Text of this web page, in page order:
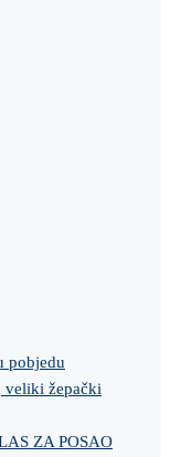
pobjedu
veliki žepački
ZA POSAO